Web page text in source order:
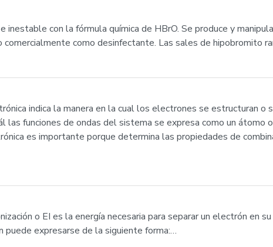
inestable con la fórmula química de HBrO. Se produce y
como desinfectante. Las sales de hipobromito
indica la manera en la cual los electrones se estructuran
las funciones de ondas del sistema se expresa como un
es importante porque determina las propiedades de
o EI es la energía necesaria para separar un electrón en
puede expresarse de la siguiente forma:…